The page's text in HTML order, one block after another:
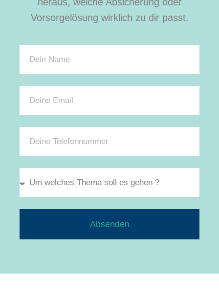
Vorsorgelösung wirklich zu dir passt.
Absenden